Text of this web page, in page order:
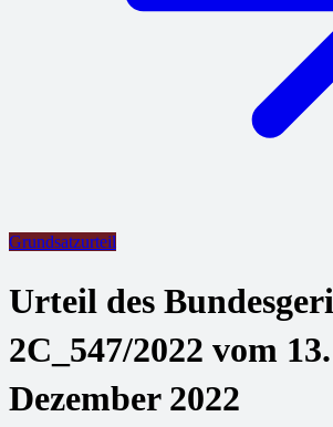
Grundsatzurteil
Urteil des
2C_547/2022 vom 13.
Dezember 2022